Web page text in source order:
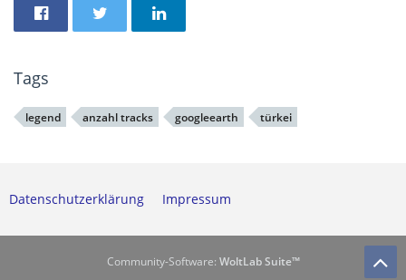
Tags
legend anzahl tracks googleearth türkei
Datenschutzerklärung Impressum
Community-Software: WoltLab Suite™